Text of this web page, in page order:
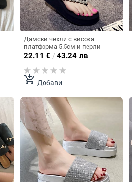
Дамски чехли с висока
платформа 5.5см и перли
22.11 € /43.24 лв
add_shopping_cart Добави